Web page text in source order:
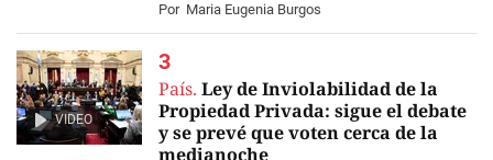
Por Maria Eugenia Burgos
VIDEO
País. Ley de Inviolabilidad de la
Propiedad Privada: sigue el debate
y se prevé que voten cerca de la
medianoche